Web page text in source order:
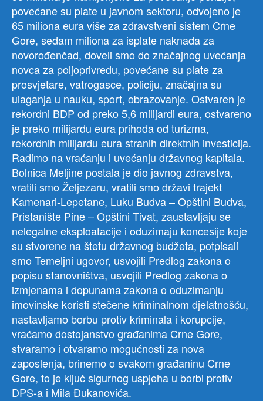
povećane su plate u javnom sektoru, odvojeno je
65 miliona eura više za zdravstveni sistem Crne
Gore, sedam miliona za isplate naknada za
novorođenčad, doveli smo do značajnog uvećanja
novca za poljoprivredu, povećane su plate za
prosvjetare, vatrogasce, policiju, značajna su
ulaganja u nauku, sport, obrazovanje. Ostvaren je
rekordni BDP od preko 5,6 milijardi eura, ostvareno
je preko milijardu eura prihoda od turizma,
rekordnih milijardu eura stranih direktnih investicija.
Radimo na vraćanju i uvećanju državnog kapitala.
Bolnica Meljine postala je dio javnog zdravstva,
vratili smo Željezaru, vratili smo državi trajekt
Kamenari-Lepetane, Luku Budva – Opštini Budva,
Pristanište Pine – Opštini Tivat, zaustavljaju se
nelegalne eksploatacije i oduzimaju koncesije koje
su stvorene na štetu državnog budžeta, potpisali
smo Temeljni ugovor, usvojili Predlog zakona o
popisu stanovništva, usvojili Predlog zakona o
izmjenama i dopunama zakona o oduzimanju
imovinske koristi stečene kriminalnom djelatnošću,
nastavljamo borbu protiv kriminala i korupcije,
vraćamo dostojanstvo građanima Crne Gore,
stvaramo i otvaramo mogućnosti za nova
zaposlenja, brinemo o svakom građaninu Crne
Gore, to je ključ sigurnog uspjeha u borbi protiv
DPS-a i Mila Đukanovića.